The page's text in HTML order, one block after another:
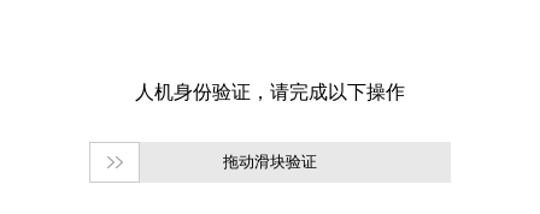
拖动滑块验证